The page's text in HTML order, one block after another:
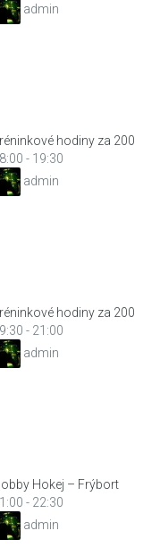
admin
hodiny za 200
- 19:30
admin
hodiny za 200
- 21:00
admin
Hokej – Frýbort
- 22:30
admin